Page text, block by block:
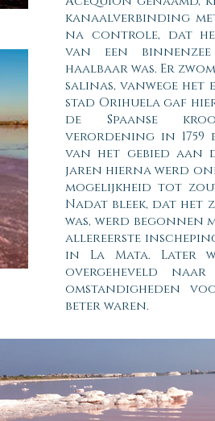
kanaalverbinding
na controle, dat
van een
haalbaar was. Er
salinas, vanwege het
stad Orihuela gaf
de Spaanse
verordening in 1759
van het gebied aan
jaren hierna werd
mogelijkheid tot
Nadat bleek, dat het
was, werd begonnen
allereerste
in La Mata. Later
overgeheveld
omstandigheden
beter waren.